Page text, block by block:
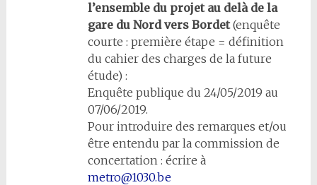
l’ensemble du projet au delà de la
gare du Nord vers Bordet(enquête
courte : première étape = définition
du cahier des charges de la future
étude) :
Enquête publique du 24/05/2019 au
07/06/2019.
Pour introduire des remarques et/ou
être entendu par la commission de
concertation : écrire à
metro@1030.be